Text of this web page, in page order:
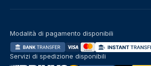
Modalità di pagamento disponibili
Servizi di spedizione disponibili